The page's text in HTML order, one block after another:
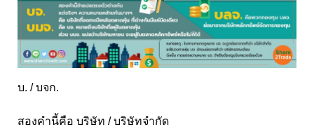
บ. / บจก.
สองคำนี้คือ บริษัท / บริษัทจำกัด